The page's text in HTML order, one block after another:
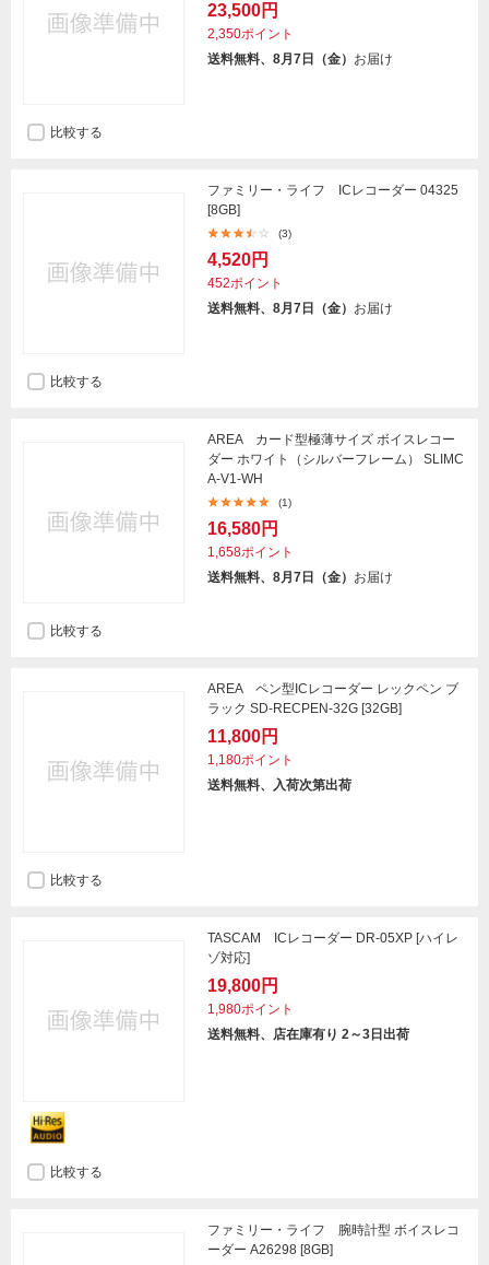
23,500円
2,350ポイント
送料無料、8月7日（金） お届け
比較する
ファミリー・ライフ ICレコーダー 04325
[8GB]
(3)
4,520円
452ポイント
送料無料、8月7日（金） お届け
比較する
AREA カード型極薄サイズ ボイスレコー
ダー ホワイト（シルバーフレーム） SLIMC
A-V1-WH
(1)
16,580円
1,658ポイント
送料無料、8月7日（金） お届け
比較する
AREA ペン型ICレコーダー レックペン ブ
ラック SD-RECPEN-32G [32GB]
11,800円
1,180ポイント
送料無料、入荷次第出荷
比較する
TASCAM ICレコーダー DR-05XP [ハイレ
ゾ対応]
19,800円
1,980ポイント
送料無料、店在庫有り 2～3日出荷
比較する
ファミリー・ライフ 腕時計型 ボイスレコ
ーダー A26298 [8GB]